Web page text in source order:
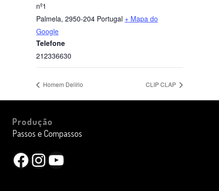
nº1
Palmela, 2950-204 Portugal + Mapa do
Google
Telefone
212336630
Homem Delírio CLIP CLAP
Produção
Passos e Compassos
Facebook
Instagram
YouTube